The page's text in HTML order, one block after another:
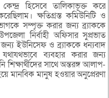
হিসেবে তালিকাভূক্ত করে
ক্ষতিগ্রস্ত কমিউনিটি ও
সম্পৃক্ত করার জন্য ব্র্যাককে
নির্বাহী অফিসার সুপ্রভাত
ইউনিসেফ ও ব্র্যাককে ধন্যবাদ
ব্যবহার করার জন্য
শিক্ষার্থীদের সাথে অন্তরঙ্গ আলাপ-
মানবিক মানুষ হওয়ার অনুপ্রেরণা